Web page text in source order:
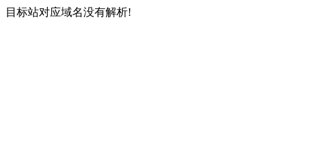
目标站对应域名没有解析!